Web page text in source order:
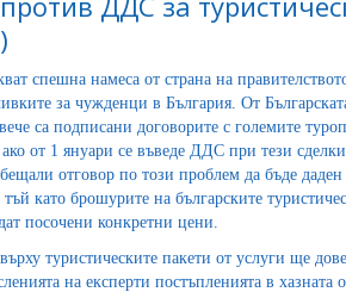
спешна намеса от страна на
за чужденци в България. От
са подписани договорите с големите
ако от 1 януари се въведе ДДС при тези
отговор по този проблем да бъде
тъй като брошурите на българските
посочени конкретни цени.
туристическите пакети от услуги ще
на експерти постъпленията в